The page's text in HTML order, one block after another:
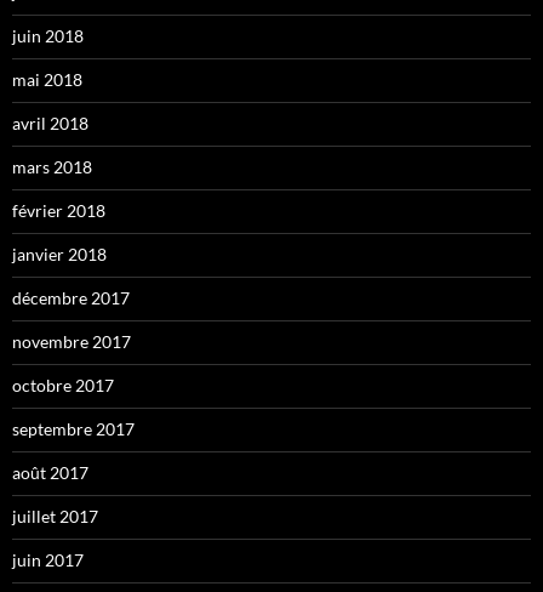
juin 2018
mai 2018
avril 2018
mars 2018
février 2018
janvier 2018
décembre 2017
novembre 2017
octobre 2017
septembre 2017
août 2017
juillet 2017
juin 2017